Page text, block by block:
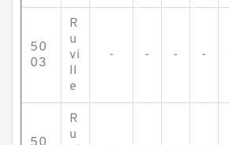
50
03
R
u
vi
ll
e
- - - -
R
u